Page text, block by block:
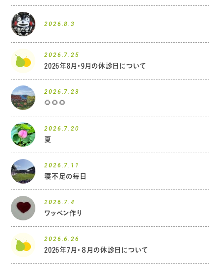
2026.8.3
2026.7.25
2026年8月・9月の休診日について
2026.7.23
🌻🌻🌻
2026.7.20
夏
2026.7.11
寝不足の毎日
2026.7.4
ワッペン作り
2026.6.26
2026年7月・８月の休診日について